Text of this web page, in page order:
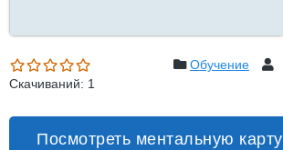
Скачиваний: 1
Обучение
Посмотреть ментальную карту